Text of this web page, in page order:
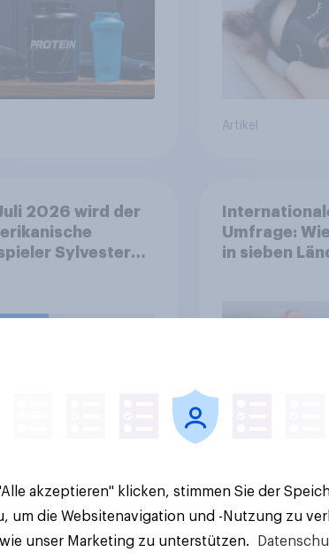
Artikel
2026 wird der
Sylvester
Filmen von
Umfrage:
in sieben
akzeptieren" klicken, stimmen Sie der
um die Websitenavigation und -Nutzung zu
unser Marketing zu unterstützen.